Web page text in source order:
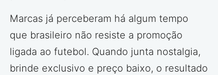
Marcas já perceberam há algum tempo
que brasileiro não resiste a promoção
ligada ao futebol. Quando junta nostalgia,
brinde exclusivo e preço baixo, o resultado